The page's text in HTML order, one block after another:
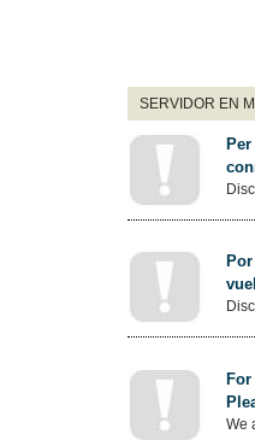
SERVIDOR EN
For
We